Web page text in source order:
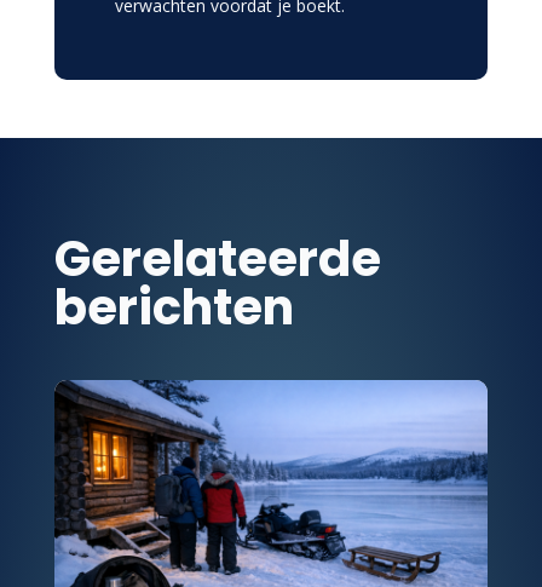
verwachten voordat je boekt.
Gerelateerde
berichten